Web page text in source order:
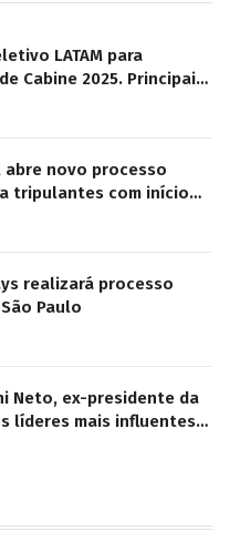
LATAM para
Cabine 2025. Principais
abre novo processo
tripulantes com início
realizará processo
Paulo
Neto, ex-presidente da
líderes mais influentes